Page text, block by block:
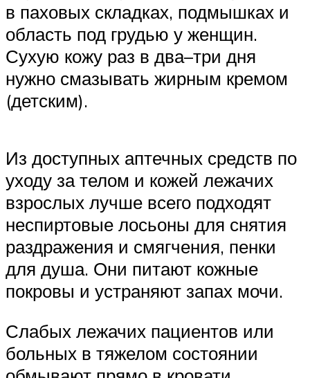
в паховых складках, подмышках и
область под грудью у женщин.
Сухую кожу раз в два–три дня
нужно смазывать жирным кремом
(детским).
Из доступных аптечных средств по
уходу за телом и кожей лежачих
взрослых лучше всего подходят
неспиртовые лосьоны для снятия
раздражения и смягчения, пенки
для душа. Они питают кожные
покровы и устраняют запах мочи.
Слабых лежачих пациентов или
больных в тяжелом состоянии